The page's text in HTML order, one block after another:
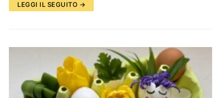
LEGGI IL SEGUITO →